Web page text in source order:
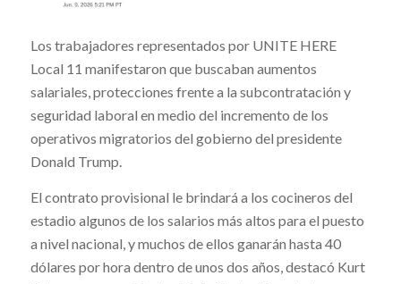
Los trabajadores representados por UNITE HERE
Local 11 manifestaron que buscaban aumentos
salariales, protecciones frente a la subcontratación y
seguridad laboral en medio del incremento de los
operativos migratorios del gobierno del presidente
Donald Trump.
El contrato provisional le brindará a los cocineros del
estadio algunos de los salarios más altos para el puesto
a nivel nacional, y muchos de ellos ganarán hasta 40
dólares por hora dentro de unos dos años, destacó Kurt